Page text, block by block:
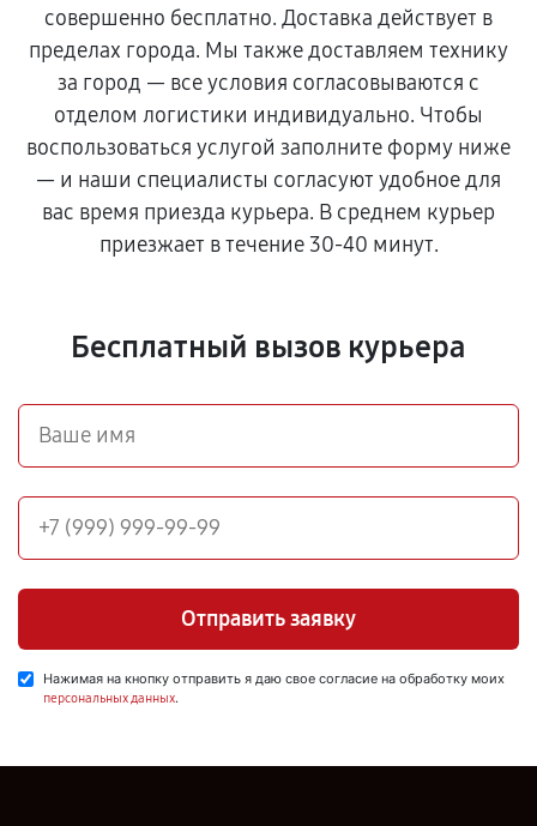
совершенно бесплатно. Доставка действует в
пределах города. Мы также доставляем технику
за город — все условия согласовываются с
отделом логистики индивидуально. Чтобы
воспользоваться услугой заполните форму ниже
— и наши специалисты согласуют удобное для
вас время приезда курьера. В среднем курьер
приезжает в течение 30-40 минут.
Бесплатный вызов курьера
Отправить заявку
Нажимая на кнопку отправить я даю свое согласие на обработку моих
персональных данных.